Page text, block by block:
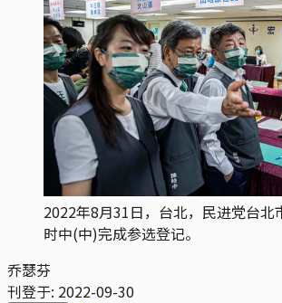
2022年8月31日，台北，民进党台北
时中(中)完成参选登记。
乔瑟芬
刊登于: 2022-09-30